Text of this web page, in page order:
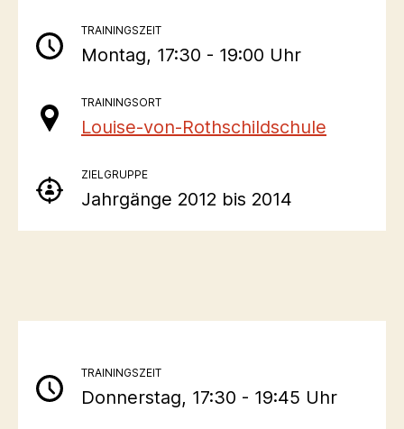
TRAININGSZEIT
Montag, 17:30 - 19:00 Uhr
TRAININGSORT
Louise-von-Rothschildschule
ZIELGRUPPE
Jahrgänge 2012 bis 2014
TRAININGSZEIT
Donnerstag, 17:30 - 19:45 Uhr